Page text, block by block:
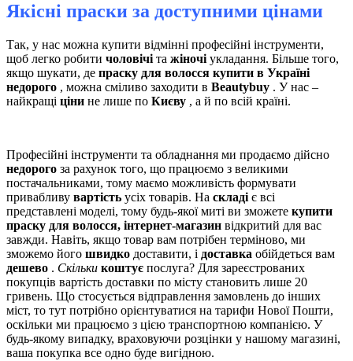
Якісні праски за доступними цінами
Так, у нас можна купити відмінні професійні інструменти,
щоб легко робити чоловічі та жіночі укладання. Більше того,
якщо шукати, де праску для волосся купити в Україні
недорого , можна сміливо заходити в Beautybuy . У нас –
найкращі ціни не лише по Києву , а й по всій країні.
Професійні інструменти та обладнання ми продаємо дійсно
недорого за рахунок того, що працюємо з великими
постачальниками, тому маємо можливість формувати
привабливу вартість усіх товарів. На складі є всі
представлені моделі, тому будь-якої миті ви зможете купити
праску для волосся, інтернет-магазин відкритий для вас
завжди. Навіть, якщо товар вам потрібен терміново, ми
зможемо його швидко доставити, і доставка обійдеться вам
дешево . Скільки коштує послуга? Для зареєстрованих
покупців вартість доставки по місту становить лише 20
гривень. Що стосується відправлення замовлень до інших
міст, то тут потрібно орієнтуватися на тарифи Нової Пошти,
оскільки ми працюємо з цією транспортною компанією. У
будь-якому випадку, враховуючи розцінки у нашому магазині,
ваша покупка все одно буде вигідною.